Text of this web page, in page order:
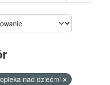
opieka nad dziećmi